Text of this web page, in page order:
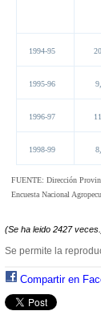
1994-95
1995-96
1996-97
1998-99
FUENTE: Dirección
Encuesta Nacional
(Se ha leido 2427
Se permite la
Compartir en